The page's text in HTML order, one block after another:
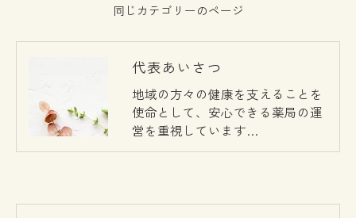
同じカテゴリーのページ
代表あいさつ
地域の方々の健康を支えることを
使命として、安心できる薬局の運
営を重視しています…